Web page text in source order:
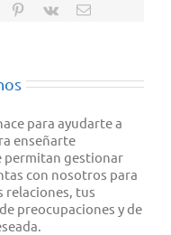
Pinterest
Vk
Correo
para ayudarte a
enseñarte
permitan gestionar
con nosotros para
relaciones, tus
preocupaciones y de